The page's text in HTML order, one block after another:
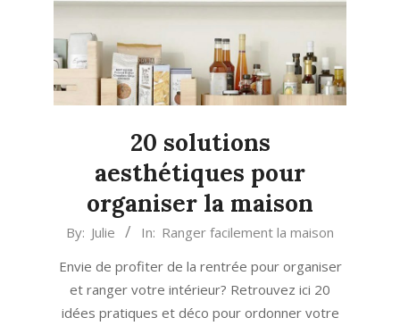
20 solutions
aesthétiques pour
organiser la maison
2024-
04
By: Julie In: Ranger facilement la maison
Envie de profiter de la rentrée pour organiser
et ranger votre intérieur? Retrouvez ici 20
idées pratiques et déco pour ordonner votre